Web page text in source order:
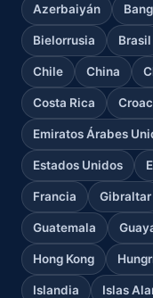
Azerbaiyán
Bielorrusia Brasil
Chile China
Costa Rica
Emiratos Árabes
Estados Unidos
Francia Gibraltar
Guatemala
Hong Kong
Islandia Islas